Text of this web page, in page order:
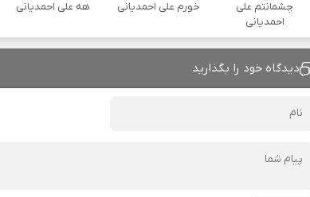
چشمانتم علی
احمدیانی
خورم علی احمدیانی
هه علی احمدیانی
دیدگاه خود را بگذارید